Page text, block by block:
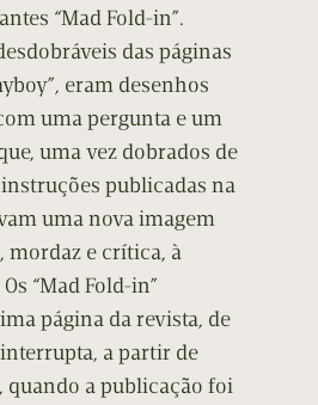
“Mad Fold-in”.
das páginas
eram desenhos
uma pergunta e um
uma vez dobrados de
publicadas na
uma nova imagem
mordaz e crítica, à
“Mad Fold-in”
página da revista, de
a partir de
quando a publicação foi